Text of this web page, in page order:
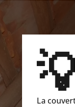
La